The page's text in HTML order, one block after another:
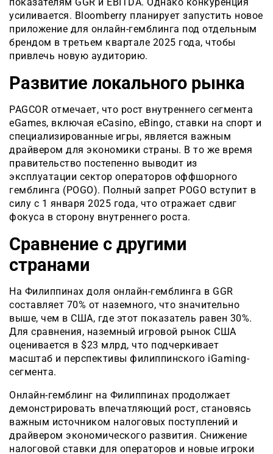
усиливается. Bloomberry планирует запустить новое
приложение для онлайн-гемблинга под отдельным
брендом в третьем квартале 2025 года, чтобы
привлечь новую аудиторию.
Развитие локального рынка
PAGCOR отмечает, что рост внутреннего сегмента
eGames, включая eCasino, eBingo, ставки на спорт и
специализированные игры, является важным
драйвером для экономики страны. В то же время
правительство постепенно выводит из
эксплуатации сектор операторов оффшорного
гемблинга (POGO). Полный запрет POGO вступит в
силу с 1 января 2025 года, что отражает сдвиг
фокуса в сторону внутреннего роста.
Сравнение с другими
странами
На Филиппинах доля онлайн-гемблинга в GGR
составляет 70% от наземного, что значительно
выше, чем в США, где этот показатель равен 30%.
Для сравнения, наземный игровой рынок США
оценивается в $23 млрд, что подчеркивает
масштаб и перспективы филиппинского iGaming-
сегмента.
Онлайн-гемблинг на Филиппинах продолжает
демонстрировать впечатляющий рост, становясь
важным источником налоговых поступлений и
драйвером экономического развития. Снижение
налоговой ставки для операторов и новые игроки